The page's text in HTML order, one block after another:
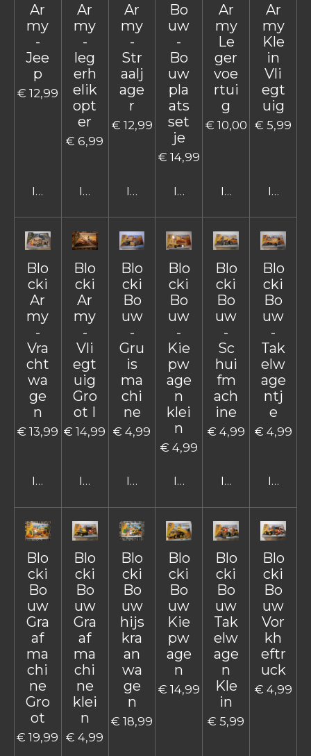
Ar
my
-
Jee
p
€ 12,99
In winkelwagen
Ar
my
-
leg
erh
elik
opt
er
€ 6,99
In winkelwagen
Ar
my
-
Str
aalj
age
r
€ 12,99
In winkelwagen
Bo
uw
-
Bo
uw
pla
ats
set
je
€ 14,99
In winkelwagen
Ar
my
Le
ger
voe
rtui
g
€ 10,00
In
Ar
my
Kle
in
Vli
egt
uig
€ 5,99
In
Blo
cki
Ar
my
-
Vra
cht
wa
ge
n
€ 13,99
In winkelwagen
Blo
cki
Ar
my
-
Vli
egt
uig
Gro
ot I
€ 14,99
In winkelwagen
Blo
cki
Bo
uw
-
Gru
is
ma
chi
ne
€ 4,99
In winkelwagen
Blo
cki
Bo
uw
-
Kie
pw
age
n
klei
n
€ 4,99
In winkelwagen
Blo
cki
Bo
uw
-
Sc
hui
fm
ach
ine
€ 4,99
In
Blo
cki
Bo
uw
-
Tak
elw
age
ntj
e
€ 4,99
In
Blo
cki
Bo
uw
Gra
af
ma
chi
ne
Gro
ot
€ 19,99
Blo
cki
Bo
uw
Gra
af
ma
chi
ne
klei
n
€ 4,99
Blo
cki
Bo
uw
hijs
kra
an
wa
ge
n
€ 18,99
Blo
cki
Bo
uw
Kie
pw
age
n
€ 14,99
Blo
cki
Bo
uw
Tak
elw
age
n
Kle
in
€ 5,99
Blo
cki
Bo
uw
Vor
kh
eftr
uck
€ 4,99